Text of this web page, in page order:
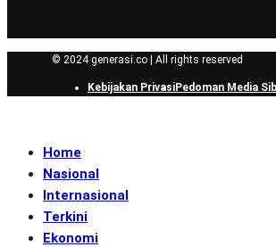
© 2024 generasi.co | All rights reserved
Kebijakan PrivasiPedoman Media
Home
Nasional
Internasional
Terkini
Ekonomi